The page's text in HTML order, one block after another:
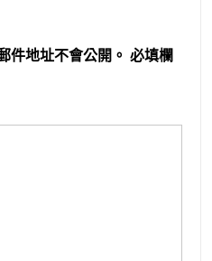
件地址不會公開。 必填欄